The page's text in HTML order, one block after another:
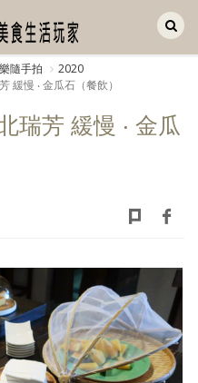
隨手拍
2020
緩慢 ‧ 金瓜石（餐飲）
瑞芳 緩慢 ‧ 金瓜